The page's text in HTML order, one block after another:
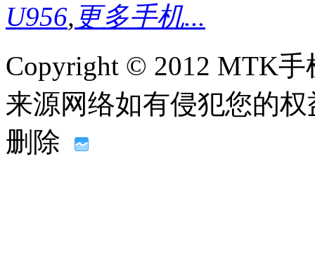
U956, 更多手机...
Copyright © 2012 MTK
来源网络如有侵犯您的
删除